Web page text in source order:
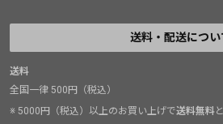
送料・配送につい
送料
全国一律 500円（税込）
※ 5000円（税込）以上のお買い上げで送料無料